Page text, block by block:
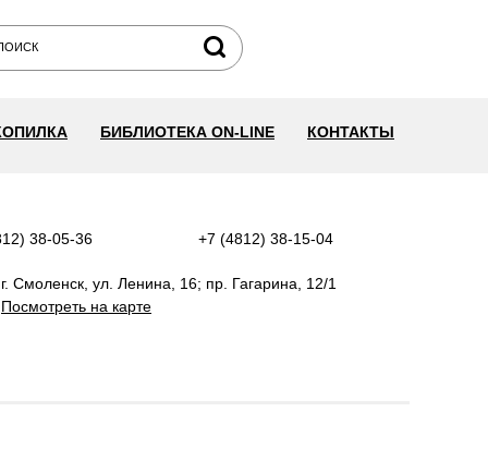
БИБЛИОТЕКА ON-LINE КОНТАКТЫ
38-05-36 +7 (4812) 38-15-04
г. Смоленск, ул. Ленина, 16; пр. Гагарина, 12/1
Посмотреть на карте